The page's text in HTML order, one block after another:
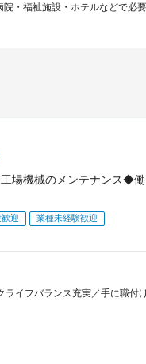
・福祉施設・ホテルなどで必
工場機械のメンテナンス
迎 業種未経験歓迎
イフバランス充実／手に職付